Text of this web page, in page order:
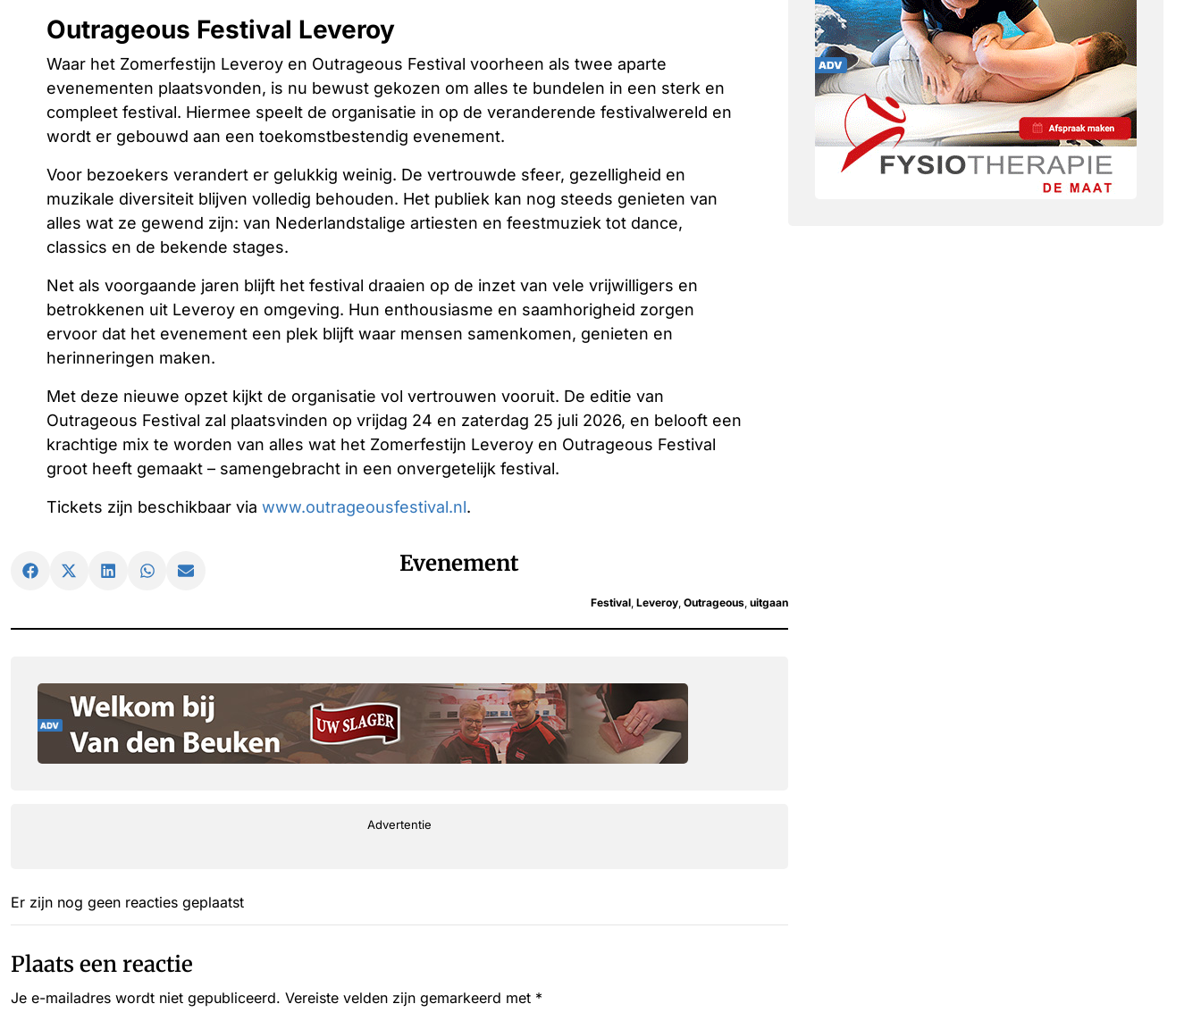
Outrageous Festival Leveroy
Waar het Zomerfestijn Leveroy en Outrageous Festival voorheen als twee aparte
evenementen plaatsvonden, is nu bewust gekozen om alles te bundelen in een sterk en
compleet festival. Hiermee speelt de organisatie in op de veranderende festivalwereld en
wordt er gebouwd aan een toekomstbestendig evenement.
Voor bezoekers verandert er gelukkig weinig. De vertrouwde sfeer, gezelligheid en
muzikale diversiteit blijven volledig behouden. Het publiek kan nog steeds genieten van
alles wat ze gewend zijn: van Nederlandstalige artiesten en feestmuziek tot dance,
classics en de bekende stages.
Net als voorgaande jaren blijft het festival draaien op de inzet van vele vrijwilligers en
betrokkenen uit Leveroy en omgeving. Hun enthousiasme en saamhorigheid zorgen
ervoor dat het evenement een plek blijft waar mensen samenkomen, genieten en
herinneringen maken.
Met deze nieuwe opzet kijkt de organisatie vol vertrouwen vooruit. De editie van
Outrageous Festival zal plaatsvinden op vrijdag 24 en zaterdag 25 juli 2026, en belooft een
krachtige mix te worden van alles wat het Zomerfestijn Leveroy en Outrageous Festival
groot heeft gemaakt – samengebracht in een onvergetelijk festival.
Tickets zijn beschikbaar via www.outrageousfestival.nl.
Evenement
Festival Leveroy Outrageous uitgaan
Advertentie
Er zijn nog geen reacties geplaatst
Plaats een reactie
Je e-mailadres wordt niet gepubliceerd. Vereiste velden zijn gemarkeerd met *